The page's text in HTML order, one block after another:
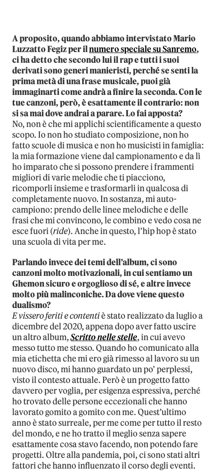
A proposito, quando abbiamo intervistato Mario
Luzzatto Fegiz per ilnumero speciale su Sanremo,
ci ha detto che secondo lui il rap e tutti i suoi
derivati sono generi manieristi, perché se senti la
prima metà di una frase musicale, puoi già
immaginarti come andrà a finire la seconda. Con le
tue canzoni, però, è esattamente il contrario: non
si sa mai dove andrai a parare. Lo fai apposta?
No, non è che mi applichi scientificamente a questo
scopo. Io non ho studiato composizione, non ho
fatto scuole di musica e non ho musicisti in famiglia:
la mia formazione viene dal campionamento e da lì
ho imparato che si possono prendere i frammenti
migliori di varie melodie che ti piacciono,
ricomporli insieme e trasformarli in qualcosa di
completamente nuovo. In sostanza, mi auto-
campiono: prendo delle linee melodiche e delle
frasi che mi convincono, le combino e vedo cosa ne
esce fuori (ride). Anche in questo, l’hip hop è stato
una scuola di vita per me.
Parlando invece dei temi dell’album, ci sono
canzoni molto motivazionali, in cui sentiamo un
Ghemon sicuro e orgoglioso di sé, e altre invece
molto più malinconiche. Da dove viene questo
dualismo?
E vissero feriti e contentiè stato realizzato da luglio a
dicembre del 2020, appena dopo aver fatto uscire
un altro album,Scritto nelle stelle, in cui avevo
messo tutto me stesso. Quando ho comunicato alla
mia etichetta che mi ero già rimesso al lavoro su un
nuovo disco, mi hanno guardato un po’ perplessi,
visto il contesto attuale. Però è un progetto fatto
davvero per voglia, per esigenza espressiva, perché
ho trovato delle persone eccezionali che hanno
lavorato gomito a gomito con me. Quest’ultimo
anno è stato surreale, per me come per tutto il resto
del mondo, e ne ho tratto il meglio senza sapere
esattamente cosa stavo facendo, non potendo fare
progetti. Oltre alla pandemia, poi, ci sono stati altri
fattori che hanno influenzato il corso degli eventi.